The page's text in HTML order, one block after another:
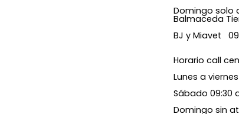
Domingo solo
Balmaceda
BJ y Miavet
Horario call
Lunes a
Sábado 09:30
Domingo sin